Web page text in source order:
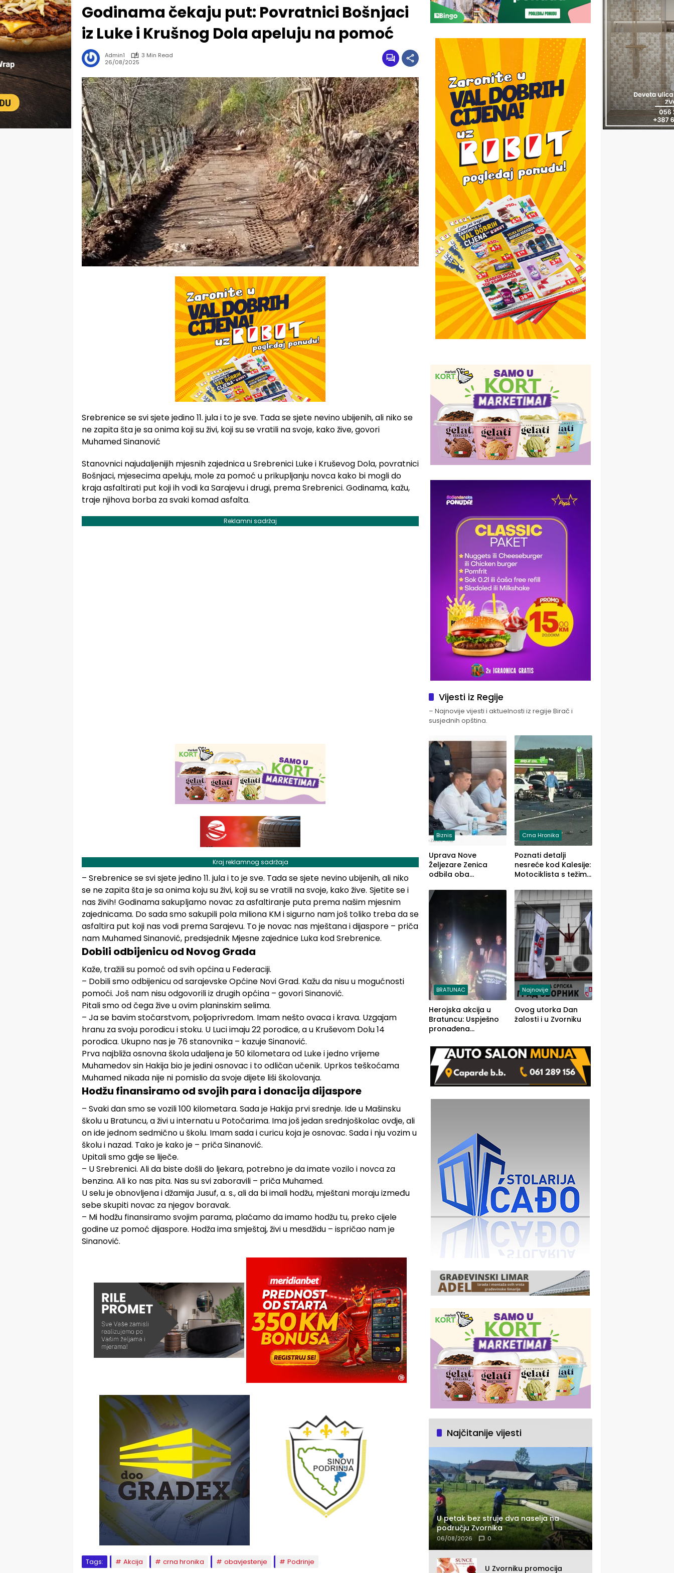
Godinama čekaju put: Povratnici Bošnjaci
iz Luke i Krušnog Dola apeluju na pomoć
Admin1
3 Min Read
26/08/2025
Srebrenice se svi sjete jedino 11. jula i to je sve. Tada se sjete nevino ubijenih, ali niko se
ne zapita šta je sa onima koji su živi, koji su se vratili na svoje, kako žive, govori
Muhamed Sinanović
Stanovnici najudaljenijih mjesnih zajednica u Srebrenici Luke i Kruševog Dola, povratnici
Bošnjaci, mjesecima apeluju, mole za pomoć u prikupljanju novca kako bi mogli do
kraja asfaltirati put koji ih vodi ka Sarajevu i drugi, prema Srebrenici. Godinama, kažu,
traje njihova borba za svaki komad asfalta.
Reklamni sadržaj
Kraj reklamnog sadržaja
– Srebrenice se svi sjete jedino 11. jula i to je sve. Tada se sjete nevino ubijenih, ali niko
se ne zapita šta je sa onima koju su živi, koji su se vratili na svoje, kako žive. Sjetite se i
nas živih! Godinama sakupljamo novac za asfaltiranje puta prema našim mjesnim
zajednicama. Do sada smo sakupili pola miliona KM i sigurno nam još toliko treba da se
asfaltira put koji nas vodi prema Sarajevu. To je novac nas mještana i dijaspore – priča
nam Muhamed Sinanović, predsjednik Mjesne zajednice Luka kod Srebrenice.
Dobili odbijenicu od Novog Grada
Kaže, tražili su pomoć od svih općina u Federaciji.
– Dobili smo odbijenicu od sarajevske Općine Novi Grad. Kažu da nisu u mogućnosti
pomoći. Još nam nisu odgovorili iz drugih općina – govori Sinanović.
Pitali smo od čega žive u ovim planinskim selima.
– Ja se bavim stočarstvom, poljoprivredom. Imam nešto ovaca i krava. Uzgajam
hranu za svoju porodicu i stoku. U Luci imaju 22 porodice, a u Kruševom Dolu 14
porodica. Ukupno nas je 76 stanovnika – kazuje Sinanović.
Prva najbliža osnovna škola udaljena je 50 kilometara od Luke i jedno vrijeme
Muhamedov sin Hakija bio je jedini osnovac i to odličan učenik. Uprkos teškoćama
Muhamed nikada nije ni pomislio da svoje dijete liši školovanja.
Hodžu finansiramo od svojih para i donacija dijaspore
– Svaki dan smo se vozili 100 kilometara. Sada je Hakija prvi srednje. Ide u Mašinsku
školu u Bratuncu, a živi u internatu u Potočarima. Ima još jedan srednjoškolac ovdje, ali
on ide jednom sedmično u školu. Imam sada i curicu koja je osnovac. Sada i nju vozim u
školu i nazad. Tako je kako je – priča Sinanović.
Upitali smo gdje se liječe.
– U Srebrenici. Ali da biste došli do ljekara, potrebno je da imate vozilo i novca za
benzina. Ali ko nas pita. Nas su svi zaboravili – priča Muhamed.
U selu je obnovljena i džamija Jusuf, a. s., ali da bi imali hodžu, mještani moraju između
sebe skupiti novac za njegov boravak.
– Mi hodžu finansiramo svojim parama, plaćamo da imamo hodžu tu, preko cijele
godine uz pomoć dijaspore. Hodža ima smještaj, živi u mesdžidu – ispričao nam je
Sinanović.
Tags: Akcija crna hronika obavjestenje Podrinje
Vijesti iz Regije
– Najnovije vijesti i aktuelnosti iz regije Birač i
susjednih opština.
Biznis
Uprava Nove
Željezare Zenica
odbila oba
FBiH: Ustrajni da je
stečaj jedino rješenje
Crna Hronika
Poznati detalji
nesreće kod Kalesije:
Motociklista s težim,
lakšim povredama
BRATUNAC
Herojska akcija u
Bratuncu: Uspješno
pronađena
a Ivanka Lazić,
rodom iz Kravice.
Najnovije
Ovog utorka Dan
žalosti i u Zvorniku
Najčitanije vijesti
U petak bez struje dva naselja na
području Zvornika
06/08/2026 0
U Zvorniku promocija